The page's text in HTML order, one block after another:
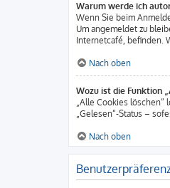
Warum werde ich
Wenn Sie beim
Um angemeldet zu
Internetcafé, befinden.
Nach oben
Wozu ist die Funktion
„Alle Cookies
„Gelesen“-Status –
Nach oben